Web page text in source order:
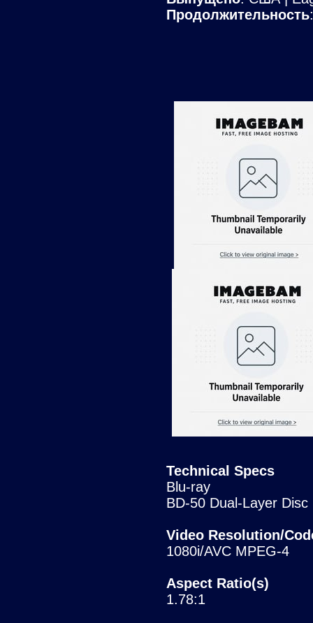
Продолжительность
Technical Specs
Blu-ray
BD-50 Dual-Layer Disc
Video Resolution/
1080i/AVC MPEG-4
Aspect Ratio(s)
1.78:1